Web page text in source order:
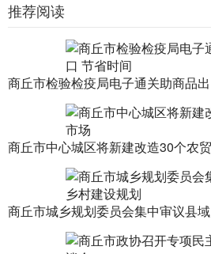
推荐阅读
商丘市检验检疫局电子通关助商品
商丘市中心城区将新建改造30个农
商丘市城乡规划委员会集中审议县